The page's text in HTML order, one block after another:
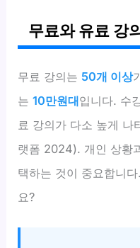
무료와 유료 강
무료 강의는 50개 이상
는10만원대입니다. 수
료 강의가 다소 높게 나
랫폼 2024). 개인 상황
택하는 것이 중요합니
요?